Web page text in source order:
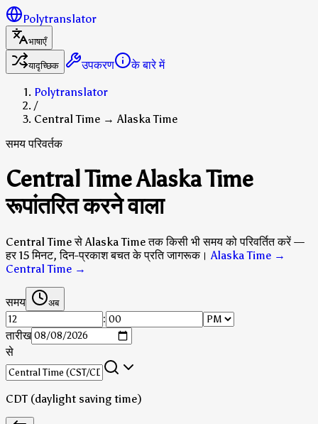
Polytranslator
भाषाएँ
यादृच्छिक
उपकरण
के बारे में
Polytranslator
/
Central Time → Alaska Time
समय परिवर्तक
Central Time Alaska Time
रूपांतरित करने वाला
Central Time से Alaska Time तक किसी भी समय को परिवर्तित करें —
हर 15 मिनट, दिन-प्रकाश बचत के प्रति जागरूक। Alaska Time →
Central Time →
समय अब
:
तारीख
से
CDT (daylight saving time)